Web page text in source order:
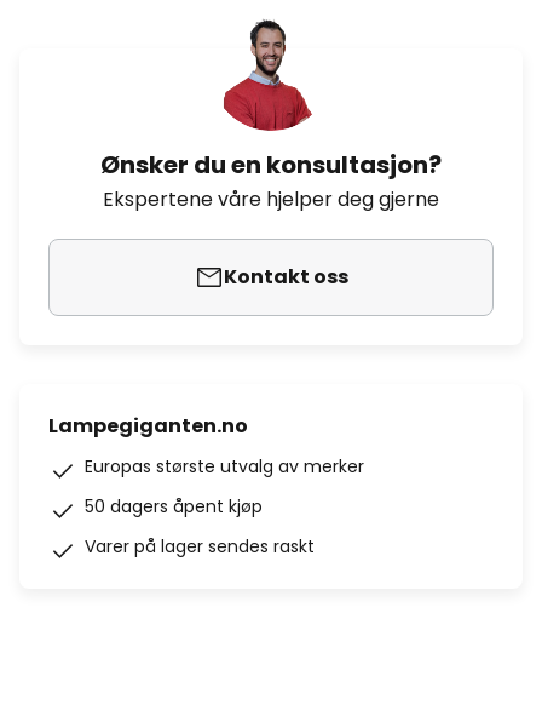
Ønsker du en konsultasjon?
Ekspertene våre hjelper deg gjerne
Kontakt oss
Lampegiganten.no
Europas største utvalg av merker
50 dagers åpent kjøp
Varer på lager sendes raskt